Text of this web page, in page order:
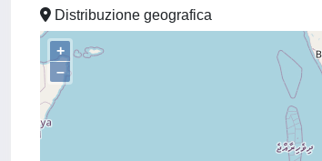
Distribuzione geografica
+
–